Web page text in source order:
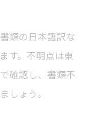
類の日本語訳な
す。不明点は東
確認し、書類不
しょう。